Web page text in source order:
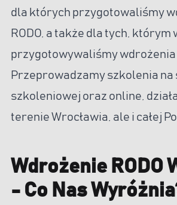
dla których przygotowaliśmy
RODO, a także dla tych, którym
przygotowywaliśmy wdrożenia
Przeprowadzamy szkolenia na
szkoleniowej oraz online,
terenie Wrocławia, ale i całej
Wdrożenie RODO
- Co Nas